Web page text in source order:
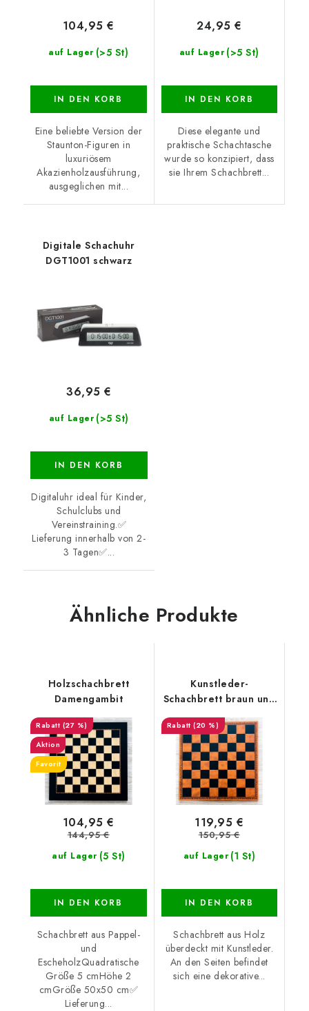
auf Lager (>5 St)
104,95 €
IN DEN KORB
Eine beliebte Version der
Staunton-Figuren in
luxuriösem
Akazienholzausführung,
ausgeglichen mit...
auf Lager (>5 St)
24,95 €
IN DEN KORB
Diese elegante und
praktische Schachtasche
wurde so konzipiert, dass
sie Ihrem Schachbrett...
Digitale Schachuhr
DGT1001 schwarz
auf Lager (>5 St)
36,95 €
IN DEN KORB
Digitaluhr ideal für Kinder,
Schulclubs und
Vereinstraining.✅
Lieferung innerhalb von 2-
3 Tagen✅...
Ähnliche Produkte
Holzschachbrett
Damengambit
(27 %)
Aktion
Favorit
auf Lager (5 St)
104,95 €
144,95 €
IN DEN KORB
Schachbrett aus Pappel-
und
EscheholzQuadratische
Größe 5 cmHöhe 2
cmGröße 50x50 cm✅
Lieferung...
Kunstleder-
Schachbrett braun und
(20 %)
auf Lager (1 St)
119,95 €
150,95 €
IN DEN KORB
Schachbrett aus Holz
überdeckt mit Kunstleder.
An den Seiten befindet
sich eine dekorative...